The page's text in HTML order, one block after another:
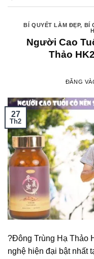
BÍ QUYẾT LÀM ĐẸP, BÍ
Người Cao
Thảo
ĐĂNG
27
Th2
?Đông Trùng Hạ Thảo
nghệ hiện đại bật nhất